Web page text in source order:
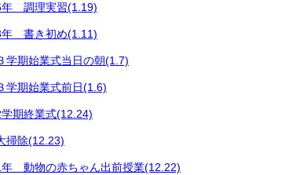
年 調理実習(1.19)
年 書き初め(1.11)
学期始業式当日の朝(1.7)
学期始業式前日(1.6)
学期終業式(12.24)
掃除(12.23)
年 動物の赤ちゃん出前授業(12.22)